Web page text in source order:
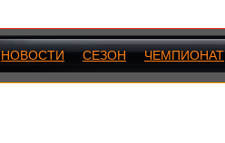
НОВОСТИ СЕЗОН ЧЕМПИОНАТ